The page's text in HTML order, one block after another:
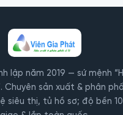
lập năm 2019 — sứ mệnh
Chuyên sản xuất & phân
siêu thị, tủ hồ sơ; độ bền